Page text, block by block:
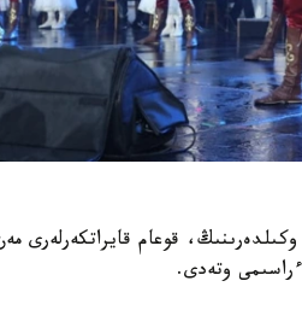
وكىلدەرىنىڭ، قوعام قايراتكەرلەرى
وتەدى.